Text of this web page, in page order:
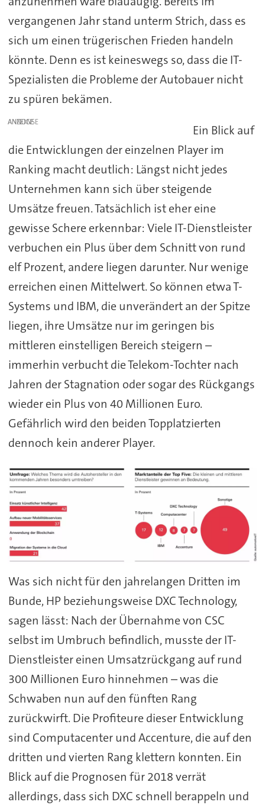
vergangenen Jahr stand unterm Strich, dass es
sich um einen trügerischen Frieden handeln
könnte. Denn es ist keineswegs so, dass die IT-
Spezialisten die Probleme der Autobauer nicht
zu spüren bekämen.
ANZEIGE
Ein Blick auf
die Entwicklungen der einzelnen Player im
Ranking macht deutlich: Längst nicht jedes
Unternehmen kann sich über steigende
Umsätze freuen. Tatsächlich ist eher eine
gewisse Schere erkennbar: Viele IT-Dienstleister
verbuchen ein Plus über dem Schnitt von rund
elf Prozent, andere liegen darunter. Nur wenige
erreichen einen Mittelwert. So können etwa T-
Systems und IBM, die unverändert an der Spitze
liegen, ihre Umsätze nur im geringen bis
mittleren einstelligen Bereich steigern –
immerhin verbucht die Telekom-Tochter nach
Jahren der Stagnation oder sogar des Rückgangs
wieder ein Plus von 40 Millionen Euro.
Gefährlich wird den beiden Topplatzierten
dennoch kein anderer Player.
Was sich nicht für den jahrelangen Dritten im
Bunde, HP beziehungsweise DXC Technology,
sagen lässt: Nach der Übernahme von CSC
selbst im Umbruch befindlich, musste der IT-
Dienstleister einen Umsatzrückgang auf rund
300 Millionen Euro hinnehmen – was die
Schwaben nun auf den fünften Rang
zurückwirft. Die Profiteure dieser Entwicklung
sind Computacenter und Accenture, die auf den
dritten und vierten Rang klettern konnten. Ein
Blick auf die Prognosen für 2018 verrät
allerdings, dass sich DXC schnell berappeln und